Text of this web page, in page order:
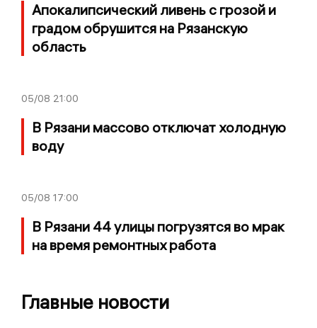
Апокалипсический ливень с грозой и
градом обрушится на Рязанскую
область
05/08 21:00
В Рязани массово отключат холодную
воду
05/08 17:00
В Рязани 44 улицы погрузятся во мрак
на время ремонтных работа
Главные новости